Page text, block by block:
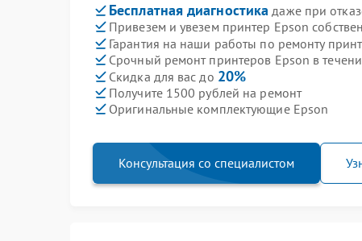
Бесплатная диагностика даже при
Привезем и увезем принтер Epson
Гарантия на наши работы по ремонту
Срочный ремонт принтеров Epson в
Скидка для вас до 20%
Получите 1500 рублей на ремонт
Оригинальные комплектующие Epson
Консультация со специалистом